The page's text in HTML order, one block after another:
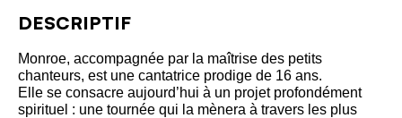
DESCRIPTIF
Monroe, accompagnée par la maîtrise des petits
chanteurs, est une cantatrice prodige de 16 ans.
Elle se consacre aujourd’hui à un projet profondément
spirituel : une tournée qui la mènera à travers les plus